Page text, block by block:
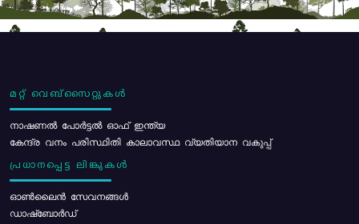
മറ്റ് വെബ്സൈറ്റുകൾ
നാഷണൽ പോർട്ടൽ ഓഫ് ഇന്ത്യ
കേന്ദ്ര വനം പരിസ്ഥിതി കാലാവസ്ഥ വ്യതിയാന വകുപ്പ്
പ്രധാനപ്പെട്ട ലിങ്കുകൾ
ഓൺലൈൻ സേവനങ്ങൾ
ഡാഷ്ബോർഡ്